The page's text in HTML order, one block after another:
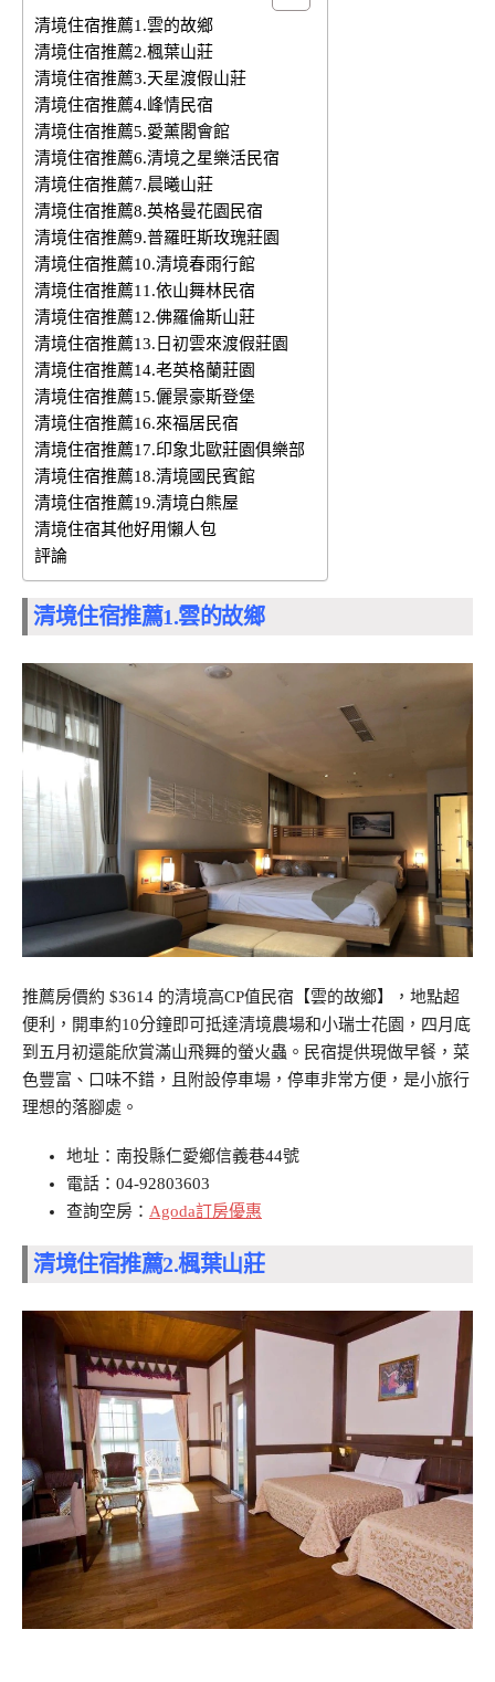
清境住宿推薦1.雲的故鄉
清境住宿推薦2.楓葉山莊
清境住宿推薦3.天星渡假山莊
清境住宿推薦4.峰情民宿
清境住宿推薦5.愛薰閣會館
清境住宿推薦6.清境之星樂活民宿
清境住宿推薦7.晨曦山莊
清境住宿推薦8.英格曼花園民宿
清境住宿推薦9.普羅旺斯玫瑰莊園
清境住宿推薦10.清境春雨行館
清境住宿推薦11.依山舞林民宿
清境住宿推薦12.佛羅倫斯山莊
清境住宿推薦13.日初雲來渡假莊園
清境住宿推薦14.老英格蘭莊園
清境住宿推薦15.儷景豪斯登堡
清境住宿推薦16.來福居民宿
清境住宿推薦17.印象北歐莊園俱樂部
清境住宿推薦18.清境國民賓館
清境住宿推薦19.清境白熊屋
清境住宿其他好用懶人包
評論
清境住宿推薦1.雲的故鄉
推薦房價約 $3614 的清境高CP值民宿【雲的故鄉】，地點超
便利，開車約10分鐘即可抵達清境農場和小瑞士花園，四月底
到五月初還能欣賞滿山飛舞的螢火蟲。民宿提供現做早餐，菜
色豐富、口味不錯，且附設停車場，停車非常方便，是小旅行
理想的落腳處。
地址：南投縣仁愛鄉信義巷44號
電話：04-92803603
查詢空房： Agoda訂房優惠
清境住宿推薦2.楓葉山莊